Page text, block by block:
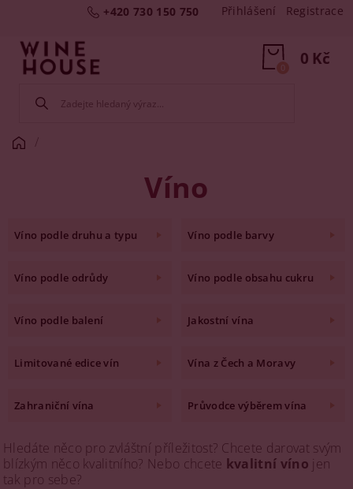
+420 730 150 750 Přihlášení Registrace
0 Kč
0
Víno
Víno podle druhu a typu Víno podle barvy
Víno podle odrůdy Víno podle obsahu cukru
Víno podle balení Jakostní vína
Limitované edice vín Vína z Čech a Moravy
Zahraniční vína Průvodce výběrem vína
Hledáte něco pro zvláštní příležitost? Chcete darovat svým
blízkým něco kvalitního? Nebo chcete kvalitní víno jen
tak pro sebe?